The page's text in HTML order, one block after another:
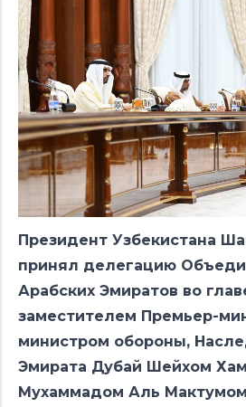
Президент Узбекистана
принял делегацию
Арабских Эмиратов во
заместителем Премьер-
министром обороны,
Эмирата Дубай Шейхом
Мухаммадом Аль